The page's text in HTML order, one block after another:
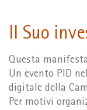
Il Suo
Questa
Un evento PID
digitale della
Per motivi